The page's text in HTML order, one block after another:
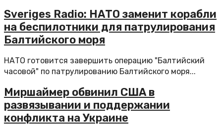
Sveriges Radio: НАТО заменит корабли
на беспилотники для патрулирования
Балтийского моря
НАТО готовится завершить операцию "Балтийский
часовой" по патрулированию Балтийского моря...
Миршаймер обвинил США в
развязывании и поддержании
конфликта на Украине